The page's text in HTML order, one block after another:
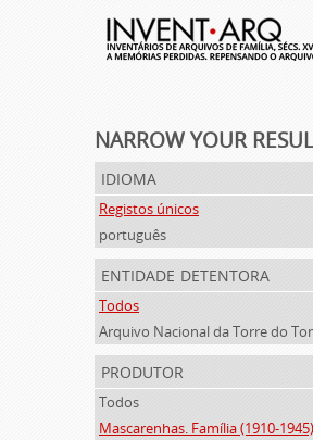
NARROW YOUR
idioma
Registos únicos
português
entidade detentora
Todos
Arquivo Nacional da Torre do
produtor
Todos
Mascarenhas. Família (1910-1945)